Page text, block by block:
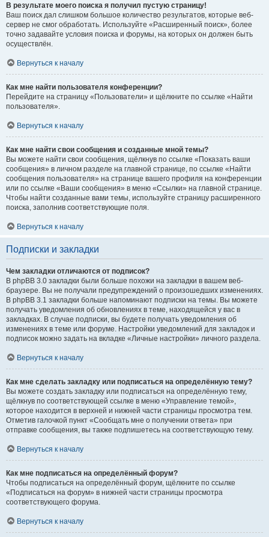
В результате моего поиска я получил пустую страницу!
Ваш поиск дал слишком большое количество результатов, которые веб-
сервер не смог обработать. Используйте «Расширенный поиск», более
точно задавайте условия поиска и форумы, на которых он должен быть
осуществлён.
Вернуться к началу
Как мне найти пользователя конференции?
Перейдите на страницу «Пользователи» и щёлкните по ссылке «Найти
пользователя».
Вернуться к началу
Как мне найти свои сообщения и созданные мной темы?
Вы можете найти свои сообщения, щёлкнув по ссылке «Показать ваши
сообщения» в личном разделе на главной странице, по ссылке «Найти
сообщения пользователя» на странице вашего профиля на конференции
или по ссылке «Ваши сообщения» в меню «Ссылки» на главной странице.
Чтобы найти созданные вами темы, используйте страницу расширенного
поиска, заполнив соответствующие поля.
Вернуться к началу
Подписки и закладки
Чем закладки отличаются от подписок?
В phpBB 3.0 закладки были больше похожи на закладки в вашем веб-
браузере. Вы не получали предупреждений о произошедших изменениях.
В phpBB 3.1 закладки больше напоминают подписки на темы. Вы можете
получать уведомления об обновлениях в теме, находящейся у вас в
закладках. В случае подписки, вы будете получать уведомления об
изменениях в теме или форуме. Настройки уведомлений для закладок и
подписок можно задать на вкладке «Личные настройки» личного раздела.
Вернуться к началу
Как мне сделать закладку или подписаться на определённую тему?
Вы можете создать закладку или подписаться на определённую тему,
щёлкнув по соответствующей ссылке в меню «Управление темой»,
которое находится в верхней и нижней части страницы просмотра тем.
Отметив галочкой пункт «Сообщать мне о получении ответа» при
отправке сообщения, вы также подпишетесь на соответствующую тему.
Вернуться к началу
Как мне подписаться на определённый форум?
Чтобы подписаться на определённый форум, щёлкните по ссылке
«Подписаться на форум» в нижней части страницы просмотра
соответствующего форума.
Вернуться к началу